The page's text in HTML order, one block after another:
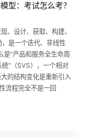
型：考试怎么考？
、设计、获取、构建、
是一个迭代、非线性
是"产品和服务全生命周
"（SVS），一个相对
的结构变化是重新引入
流程完全不是一回